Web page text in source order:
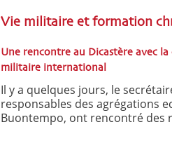
Vie militaire et formation
Une rencontre au Dicastère avec
militaire international
Il y a quelques jours, le
responsables des agrégations
Buontempo, ont rencontré des